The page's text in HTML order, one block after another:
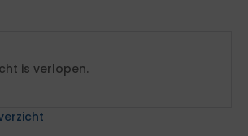
is verlopen.